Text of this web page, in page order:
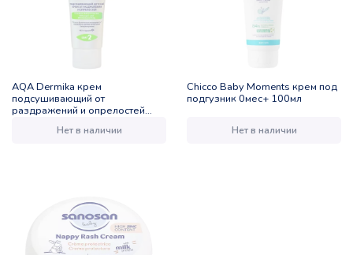
AQA Dermika крем
подсушивающий от
раздражений и опрелостей
Нет в наличии
Chicco Baby Moments крем под
подгузник 0мес+ 100мл
Нет в наличии